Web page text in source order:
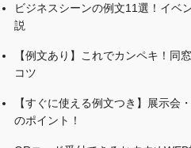
ビジネスシーンの例文11選！イベ
説
【例文あり】これでカンペキ！同
コツ
【すぐに使える例文つき】展示会
のポイント！